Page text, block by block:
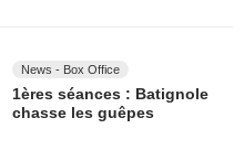
News - Box Office
1ères séances : Batignole
chasse les guêpes